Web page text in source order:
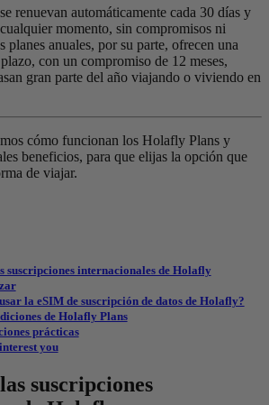
renuevan automáticamente cada 30 días y
momento, sin compromisos ni
planes anuales, por su parte, ofrecen una
con un compromiso de 12 meses,
gran parte del año viajando o viviendo en
cómo funcionan los Holafly Plans y
beneficios, para que elijas la opción que
de viajar.
suscripciones internacionales de Holafly
la eSIM de suscripción de datos de Holafly?
de Holafly Plans
prácticas
you
suscripciones